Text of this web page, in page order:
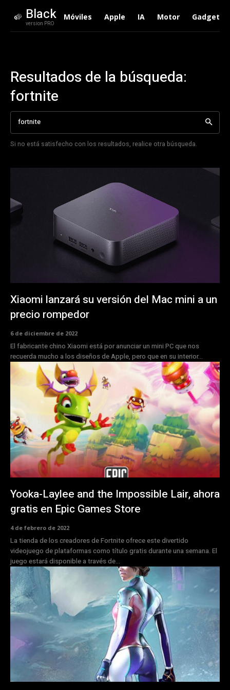
Black
version PRO
Móviles Apple IA Motor Gadgets
Resultados de la búsqueda:
fortnite
Si no está satisfecho con los resultados, realice otra búsqueda.
Xiaomi lanzará su versión del Mac mini a un
precio rompedor
6 de diciembre de 2022
El fabricante chino Xiaomi está por anunciar un mini PC que nos
recuerda mucho a los diseños de Apple, pero que en su interior...
Yooka-Laylee and the Impossible Lair, ahora
gratis en Epic Games Store
4 de febrero de 2022
La tienda de los creadores de Fortnite ofrece este divertido
videojuego de plataformas como título gratis durante una semana. El
juego estará disponible a través de...